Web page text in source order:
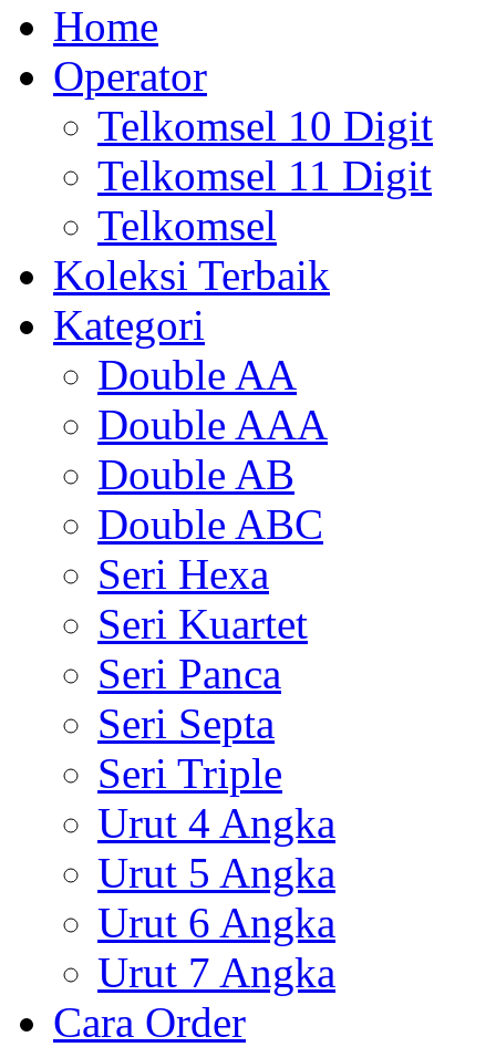
Home
Operator
Telkomsel 10 Digit
Telkomsel 11 Digit
Telkomsel
Koleksi Terbaik
Kategori
Double AA
Double AAA
Double AB
Double ABC
Seri Hexa
Seri Kuartet
Seri Panca
Seri Septa
Seri Triple
Urut 4 Angka
Urut 5 Angka
Urut 6 Angka
Urut 7 Angka
Cara Order